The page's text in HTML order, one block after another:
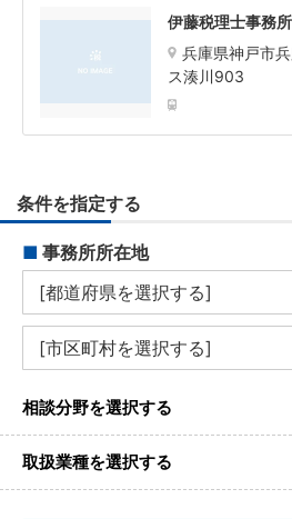
伊藤税理士事務所
兵庫県神戸市
ス湊川903
条件を指定する
■ 事務所所在地
相談分野を選択する
取扱業種を選択する